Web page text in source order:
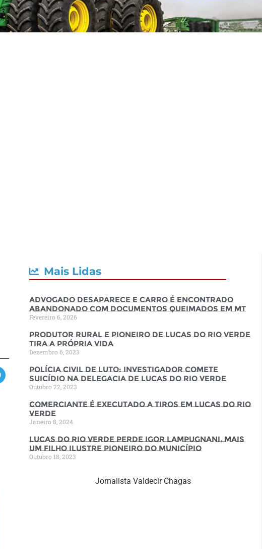
Mais Lidas
Advogado desaparece e carro é encontrado
abandonado com documentos queimados em MT
Fevereiro 6, 2026
Produtor rural e pioneiro de Lucas do Rio Verde
tira a própria vida
Dezembro 6, 2023
Polícia Civil de luto: Investigador comete
suicídio na Delegacia de Lucas do Rio Verde
Outubro 22, 2023
Comerciante é executado a tiros em Lucas do Rio
Verde
Janeiro 8, 2024
Lucas do Rio Verde perde Igor Lampugnani, mais
um filho ilustre pioneiro do município
Outubro 18, 2023
Jornalista Valdecir Chagas